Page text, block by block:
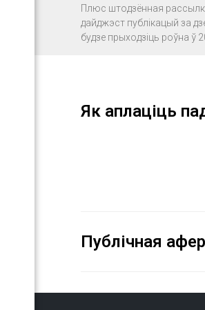
Плюс штодзённая
дайджэст публікацый за
будзе прыходзіць роўна ў
Як аплаціць
Публічная